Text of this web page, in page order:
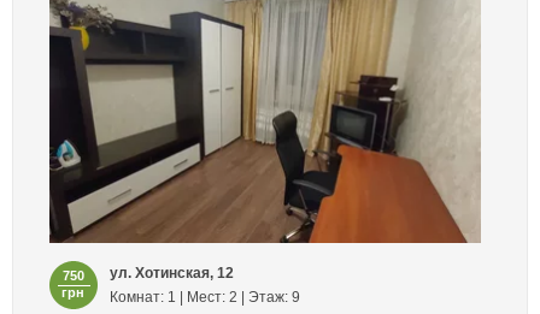
750
грн
ул. Хотинская, 12
Комнат: 1 | Мест: 2 | Этаж: 9